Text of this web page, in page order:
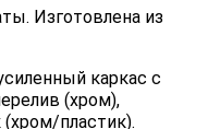
Изготовлена из
каркас с
(хром),
пластик).